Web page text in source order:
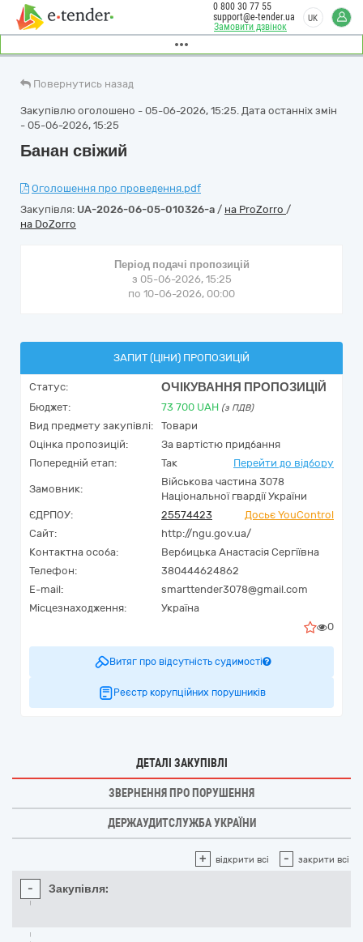
Замовити дзвінок
0 800 30 77 55
support@e-tender.ua
UK
Повернутись назад
Закупівлю оголошено - 05-06-2026, 15:25. Дата останніх змін
- 05-06-2026, 15:25
Банан свіжий
Оголошення про проведення.pdf
Закупівля: UA-2026-06-05-010326-a / на ProZorro /
на DoZorro
Період подачі пропозицій
з 05-06-2026, 15:25
по 10-06-2026, 00:00
ЗАПИТ (ЦІНИ) ПРОПОЗИЦІЙ
Статус: ОЧІКУВАННЯ ПРОПОЗИЦІЙ
Бюджет: 73 700 UAH (з ПДВ)
Вид предмету закупівлі:
Товари
Оцінка пропозицій:
За вартістю придбання
Попередній етап:
Так Перейти до відбору
Замовник:
Військова частина 3078
Національної гвардії України
ЄДРПОУ:
25574423
Досьє YouControl
Сайт:
http://ngu.gov.ua/
Контактна особа:
Вербицька Анастасія Сергіївна
Телефон:
380444624862
E-mail:
smarttender3078@gmail.com
Місцезнаходження:
Україна
0
Витяг про відсутність судимості
Реєстр корупційних порушників
ДЕТАЛІ ЗАКУПІВЛІ
ЗВЕРНЕННЯ ПРО ПОРУШЕННЯ
ДЕРЖАУДИТСЛУЖБА УКРАЇНИ
+ відкрити всі - закрити всі
- Закупівля: